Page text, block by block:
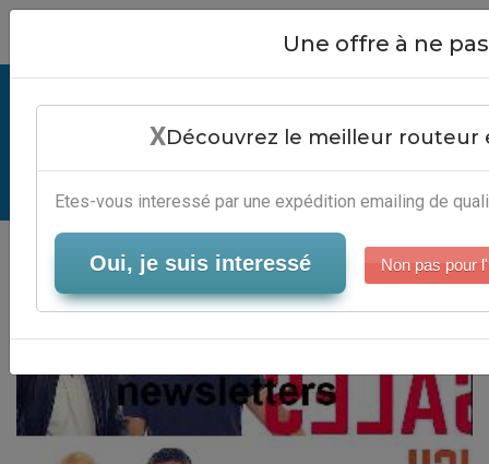
Envoi De Newsletters - Services
Marketing Direct
Serveur-Emailing
Close
Une offre à ne
XDécouvrez le meilleur routeur
Etes-vous interessé par une expédition emailing de
Oui, je suis interessé Non pas pour